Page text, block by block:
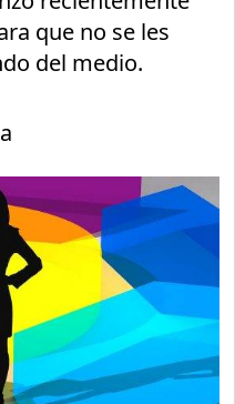
que no se les
del medio.